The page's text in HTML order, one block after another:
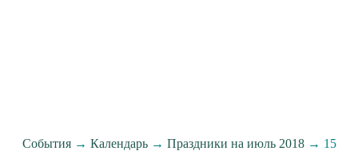
События→ Календарь→ Праздники на июль 2018→ 15